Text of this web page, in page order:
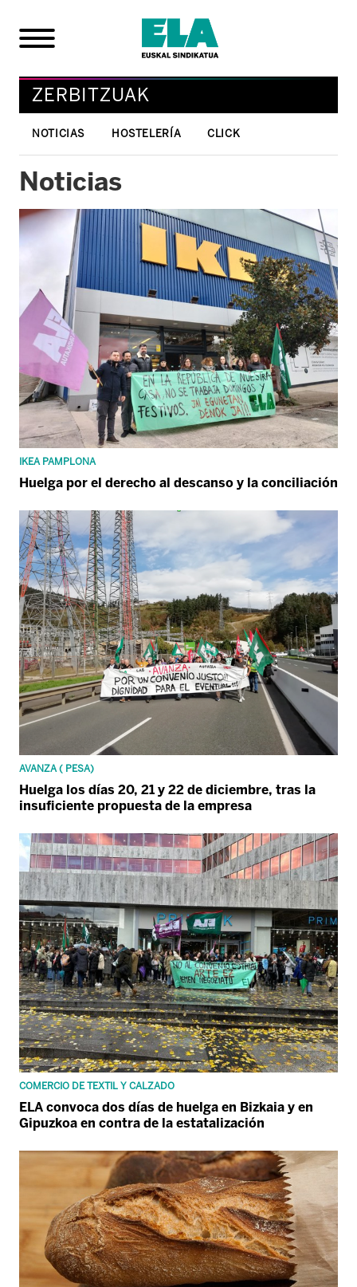
ZERBITZUAK
NOTICIAS HOSTELERÍA CLICK
Noticias
IKEA PAMPLONA
Huelga por el derecho al descanso y la conciliación
AVANZA ( PESA)
Huelga los días 20, 21 y 22 de diciembre, tras la
insuficiente propuesta de la empresa
COMERCIO DE TEXTIL Y CALZADO
ELA convoca dos días de huelga en Bizkaia y en
Gipuzkoa en contra de la estatalización